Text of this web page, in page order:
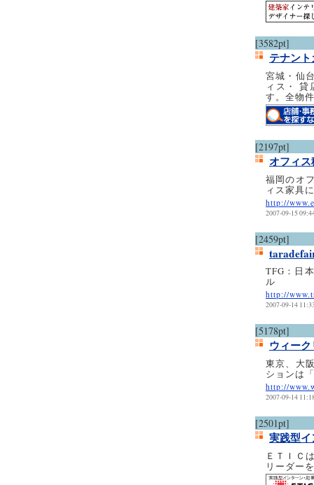
[3582pt]
テナン
宮城・仙
ィス・ 貸
す。全物
[2197pt]
オフィ
福岡のオ
ィス家具
http://
2007-09-15
[2459pt]
TFG：日
ル
http://
2007-09-14
[5178pt]
ウィー
東京、大
ションは
http://
2007-09-14
[2501pt]
実践型
ＥＴＩＣ
リーダー